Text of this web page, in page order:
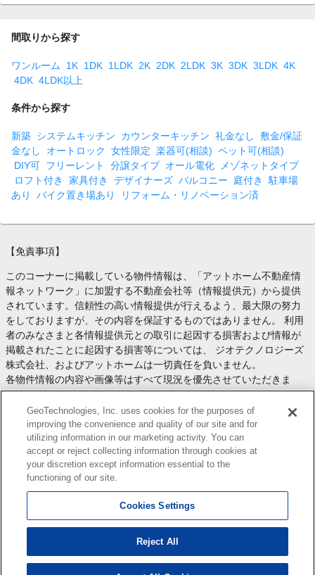
間取りから探す
ワンルーム 1K 1DK 1LDK 2K 2DK 2LDK 3K 3DK 3LDK 4K
4DK 4LDK以上
条件から探す
新築 システムキッチン カウンターキッチン 礼金なし
敷金/保証
金なし
オートロック 女性限定 楽器可(相談) ペット可(相談)
DIY可 フリーレント 分譲タイプ オール電化
メゾネットタイプ
ロフト付き
家具付き デザイナーズ バルコニー 庭付き
駐車場
あり
バイク置き場あり リフォーム・リノベーション済
【免責事項】
このコーナーに掲載している物件情報は、「アットホーム不動産情
報ネットワーク」に加盟する不動産会社等（情報提供元）から提供
されています。信頼性の高い情報提供が行えるよう、最大限の努力
をしておりますが、その内容を保証するものではありません。 利用
者のみなさまと各情報提供元との取引に起因する損害および情報が
掲載されたことに起因する損害等については、 ジオテクノロジーズ
株式会社、およびアットホームは一切責任を負いません。
各物件情報の内容や画像等はすべて現況を優先させていただきま
す。
お取引等（お取引の準備、資金調達等を含みます）の際には、内容
や契約条件等について、 各情報提供元より十分な説明を受け、ご自
身でご確認の上、判断してください。
このコーナーへの物件情報のご掲載、その他不動産業務ソリューシ
ョン等についての不動産会社様のお問合せはこちら
します。
Copyright(c) At Home Co.,Ltd. このサイトに掲載している情報の無断転載を禁止します。著作権
はアットホーム（株）またはその情報提供者に帰属します。
GeoTechnologies, Inc. uses cookies for the purposes of
improving the convenience and quality of our site and for
utilizing information in our marketing activity. You can
accept or reject collecting information through cookies at
your discretion except information essential to the
functioning of our site.
Cookies Settings
Reject All